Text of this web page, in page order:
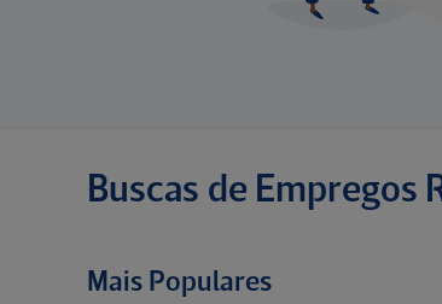
Buscas de Empregos
Mais Populares